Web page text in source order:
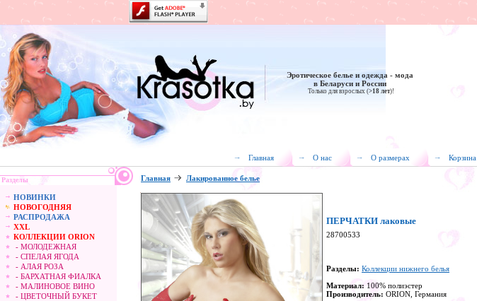
Эротическое белье и одежда - мода
в Беларуси и России
Только для взрослых (>18 лет)!
Главная О нас О размерах Корзина
Разделы
НОВИНКИ
НОВОГОДНЯЯ
РАСПРОДАЖА
XXL
КОЛЛЕКЦИИ ORION
- МОЛОДЕЖНАЯ
- СПЕЛАЯ ЯГОДА
- АЛАЯ РОЗА
- БАРХАТНАЯ ФИАЛКА
- МАЛИНОВОЕ ВИНО
- ЦВЕТОЧНЫЙ БУКЕТ
Главная Лакированное белье
ПЕРЧАТКИ лаковые
28700533
Разделы: Коллекции нижнего белья
Материал: 100% полиэстер
Производитель: ORION, Германия